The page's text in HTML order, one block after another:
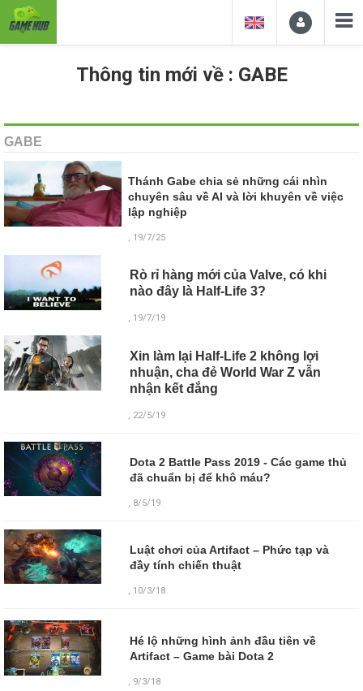
Thông tin mới về : GABE
GABE
Thánh Gabe chia sẻ những cái nhìn
chuyên sâu về AI và lời khuyên về việc
lập nghiệp
, 19/7/25
Rò rỉ hàng mới của Valve, có khi
nào đây là Half-Life 3?
, 19/7/19
Xin làm lại Half-Life 2 không lợi
nhuận, cha đẻ World War Z vẫn
nhận kết đắng
, 22/5/19
Dota 2 Battle Pass 2019 - Các game thủ
đã chuẩn bị để khô máu?
, 8/5/19
Luật chơi của Artifact – Phức tạp và
đầy tính chiến thuật
, 10/3/18
Hé lộ những hình ảnh đầu tiên về
Artifact – Game bài Dota 2
, 9/3/18